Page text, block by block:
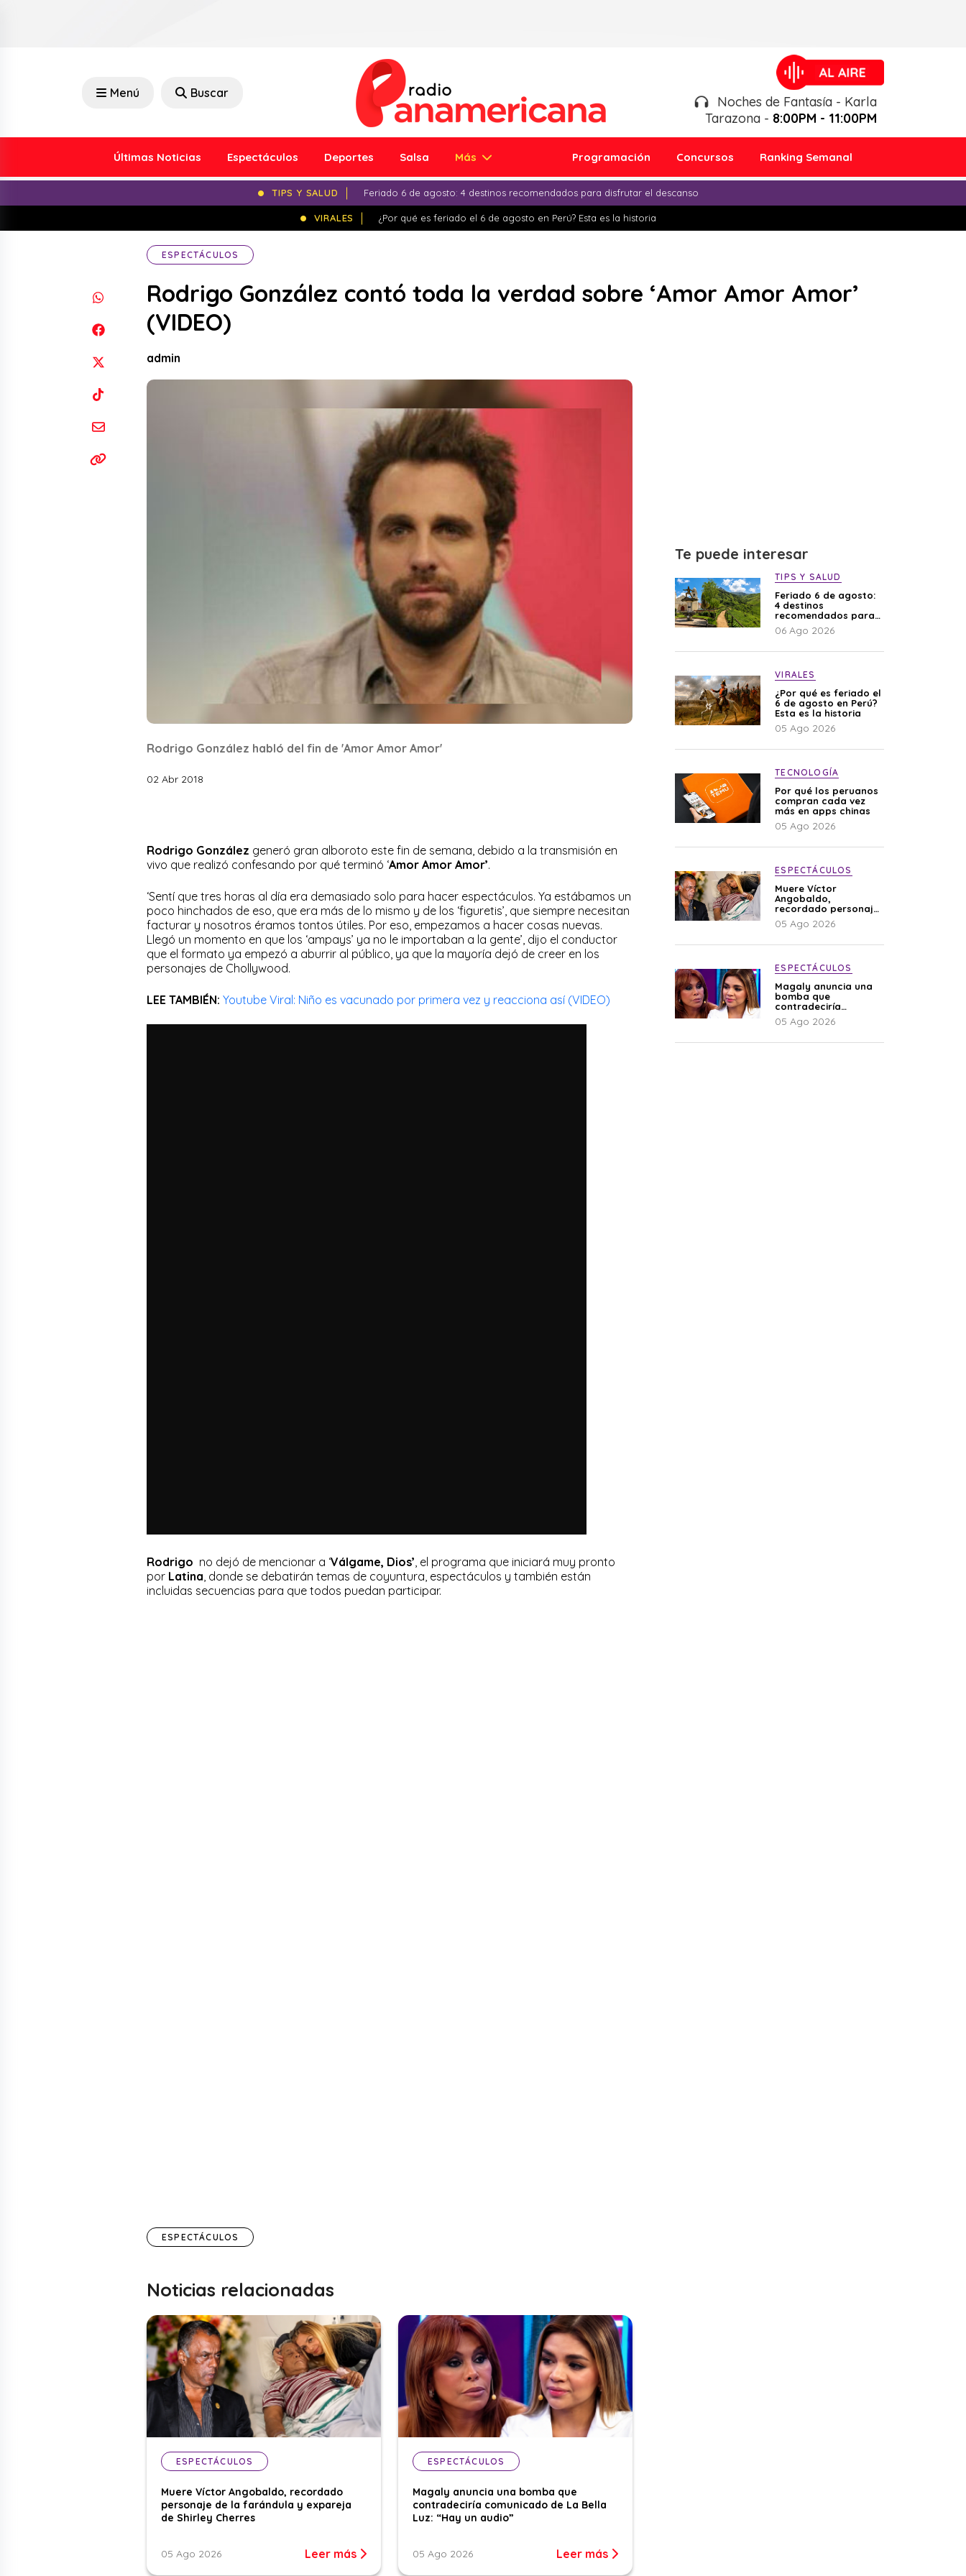
Menú Buscar
Noches de Fantasía - Karla
Tarazona - 8:00PM - 11:00PM
Últimas Noticias Espectáculos Deportes Salsa Más Programación Concursos Ranking Semanal
TIPS Y SALUD Feriado 6 de agosto: 4 destinos recomendados para disfrutar el descanso
VIRALES ¿Por qué es feriado el 6 de agosto en Perú? Esta es la historia
ESPECTÁCULOS
Rodrigo González contó toda la verdad sobre ‘Amor Amor Amor’
(VIDEO)
admin
Rodrigo González habló del fin de 'Amor Amor Amor'
02 Abr 2018
Rodrigo González generó gran alboroto este fin de semana, debido a la transmisión en
vivo que realizó confesando por qué terminó ‘Amor Amor Amor’.
‘Sentí que tres horas al día era demasiado solo para hacer espectáculos. Ya estábamos un
poco hinchados de eso, que era más de lo mismo y de los ‘figuretis’, que siempre necesitan
facturar y nosotros éramos tontos útiles. Por eso, empezamos a hacer cosas nuevas.
Llegó un momento en que los ‘ampays’ ya no le importaban a la gente’, dijo el conductor
que el formato ya empezó a aburrir al público, ya que la mayoría dejó de creer en los
personajes de Chollywood.
LEE TAMBIÉN: Youtube Viral: Niño es vacunado por primera vez y reacciona así (VIDEO)
Rodrigo no dejó de mencionar a ‘Válgame, Dios’ , el programa que iniciará muy pronto
por Latina , donde se debatirán temas de coyuntura, espectáculos y también están
incluidas secuencias para que todos puedan participar.
ESPECTÁCULOS
Noticias relacionadas
ESPECTÁCULOS
Muere Víctor Angobaldo, recordado
personaje de la farándula y expareja
de Shirley Cherres
05 Ago 2026 Leer más
ESPECTÁCULOS
Magaly anuncia una bomba que
contradeciría comunicado de La Bella
Luz: “Hay un audio”
05 Ago 2026 Leer más
Te puede interesar
TIPS Y SALUD
Feriado 6 de agosto:
4 destinos
recomendados para
disfrutar el descanso
06 Ago 2026
VIRALES
¿Por qué es feriado el
6 de agosto en Perú?
Esta es la historia
05 Ago 2026
TECNOLOGÍA
Por qué los peruanos
compran cada vez
más en apps chinas
05 Ago 2026
ESPECTÁCULOS
Muere Víctor
Angobaldo,
recordado personaje
de la farándula y
expareja de Shirley
05 Ago 2026
ESPECTÁCULOS
Magaly anuncia una
bomba que
contradeciría
comunicado de La
Bella Luz: “Hay un
05 Ago 2026